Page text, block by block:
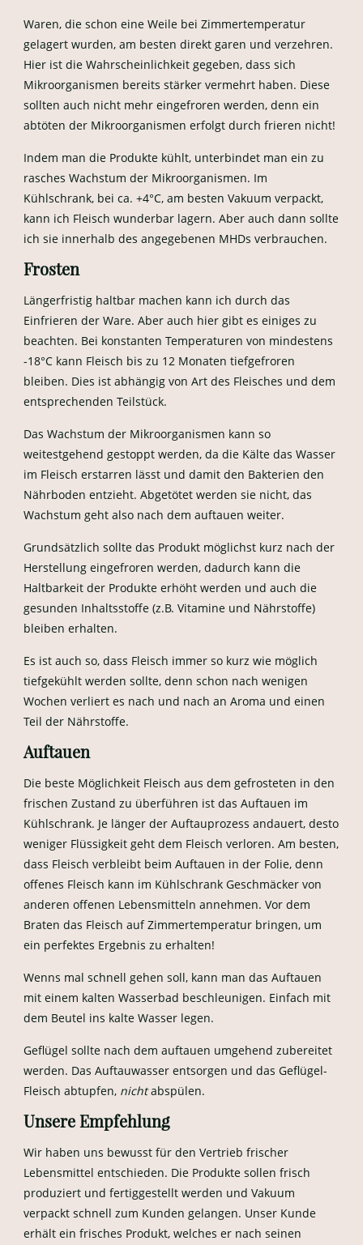
Waren, die schon eine Weile bei Zimmertemperatur
gelagert wurden, am besten direkt garen und verzehren.
Hier ist die Wahrscheinlichkeit gegeben, dass sich
Mikroorganismen bereits stärker vermehrt haben. Diese
sollten auch nicht mehr eingefroren werden, denn ein
abtöten der Mikroorganismen erfolgt durch frieren nicht!
Indem man die Produkte kühlt, unterbindet man ein zu
rasches Wachstum der Mikroorganismen. Im
Kühlschrank, bei ca. +4°C, am besten Vakuum verpackt,
kann ich Fleisch wunderbar lagern. Aber auch dann sollte
ich sie innerhalb des angegebenen MHDs verbrauchen.
Frosten
Längerfristig haltbar machen kann ich durch das
Einfrieren der Ware. Aber auch hier gibt es einiges zu
beachten. Bei konstanten Temperaturen von mindestens
-18°C kann Fleisch bis zu 12 Monaten tiefgefroren
bleiben. Dies ist abhängig von Art des Fleisches und dem
entsprechenden Teilstück.
Das Wachstum der Mikroorganismen kann so
weitestgehend gestoppt werden, da die Kälte das Wasser
im Fleisch erstarren lässt und damit den Bakterien den
Nährboden entzieht. Abgetötet werden sie nicht, das
Wachstum geht also nach dem auftauen weiter.
Grundsätzlich sollte das Produkt möglichst kurz nach der
Herstellung eingefroren werden, dadurch kann die
Haltbarkeit der Produkte erhöht werden und auch die
gesunden Inhaltsstoffe (z.B. Vitamine und Nährstoffe)
bleiben erhalten.
Es ist auch so, dass Fleisch immer so kurz wie möglich
tiefgekühlt werden sollte, denn schon nach wenigen
Wochen verliert es nach und nach an Aroma und einen
Teil der Nährstoffe.
Auftauen
Die beste Möglichkeit Fleisch aus dem gefrosteten in den
frischen Zustand zu überführen ist das Auftauen im
Kühlschrank. Je länger der Auftauprozess andauert, desto
weniger Flüssigkeit geht dem Fleisch verloren. Am besten,
dass Fleisch verbleibt beim Auftauen in der Folie, denn
offenes Fleisch kann im Kühlschrank Geschmäcker von
anderen offenen Lebensmitteln annehmen. Vor dem
Braten das Fleisch auf Zimmertemperatur bringen, um
ein perfektes Ergebnis zu erhalten!
Wenns mal schnell gehen soll, kann man das Auftauen
mit einem kalten Wasserbad beschleunigen. Einfach mit
dem Beutel ins kalte Wasser legen.
Geflügel sollte nach dem auftauen umgehend zubereitet
werden. Das Auftauwasser entsorgen und das Geflügel-
Fleisch abtupfen, nichtabspülen.
Unsere Empfehlung
Wir haben uns bewusst für den Vertrieb frischer
Lebensmittel entschieden. Die Produkte sollen frisch
produziert und fertiggestellt werden und Vakuum
verpackt schnell zum Kunden gelangen. Unser Kunde
erhält ein frisches Produkt, welches er nach seinen